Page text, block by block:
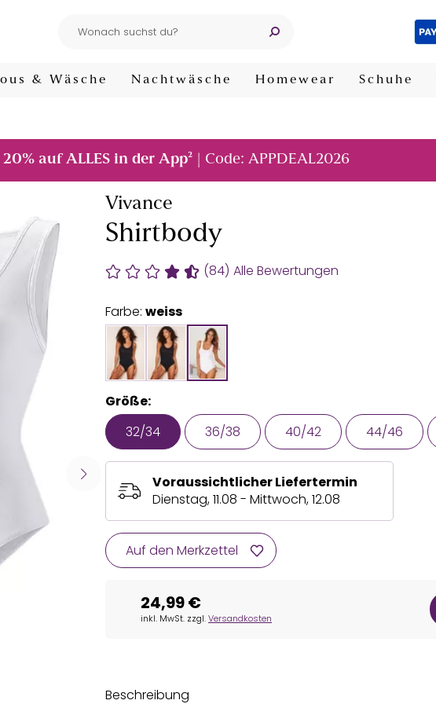
& Wäsche Nachtwäsche Homewear Schuhe
20% auf ALLES in der App²| Code: APPDEAL2026
Vivance
Shirtbody
(84) Alle Bewertungen
Farbe: weiss
Größe:
32/34
36/38 40/42 44/46
Voraussichtlicher Liefertermin
Dienstag, 11.08 - Mittwoch, 12.08
Auf den Merkzettel
24,99 €
inkl. MwSt. zzgl.Versandkosten
Beschreibung